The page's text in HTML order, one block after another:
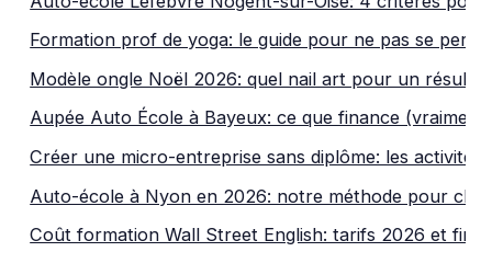
Formation prof de yoga: le guide pour ne pas se
Modèle ongle Noël 2026: quel nail art pour un
Aupée Auto École à Bayeux: ce que finance
Créer une micro-entreprise sans diplôme: les activités
Auto-école à Nyon en 2026: notre méthode pour
Coût formation Wall Street English: tarifs 2026 et